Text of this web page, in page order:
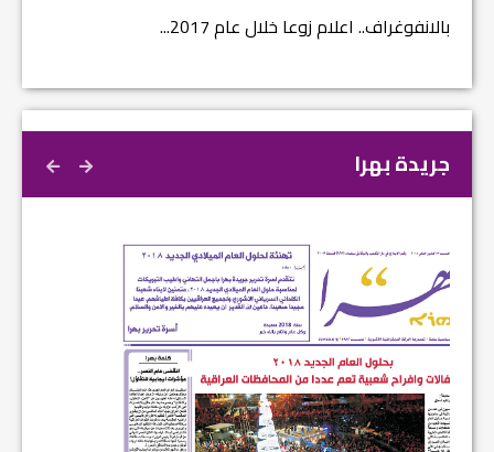
بالانفوغراف.. اعلام زوعا خلال عام 2017...
جريدة بهرا